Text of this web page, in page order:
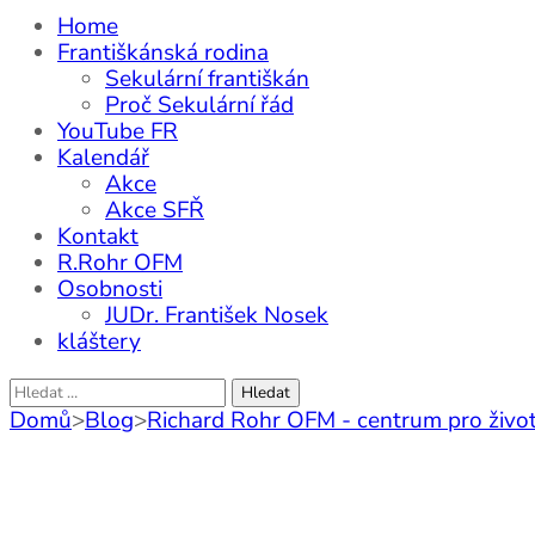
Home
Františkánská rodina
Sekulární františkán
Proč Sekulární řád
YouTube FR
Kalendář
Akce
Akce SFŘ
Kontakt
R.Rohr OFM
Osobnosti
JUDr. František Nosek
kláštery
Vyhledávání
Domů>Blog>Richard Rohr OFM - centrum pro